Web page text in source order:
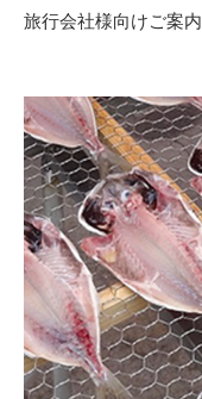
旅行会社様向けご案内